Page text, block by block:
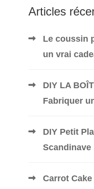
Articles
Le coussin
un vrai
DIY LA
Fabriquer
DIY Petit
Scandinave
Carrot